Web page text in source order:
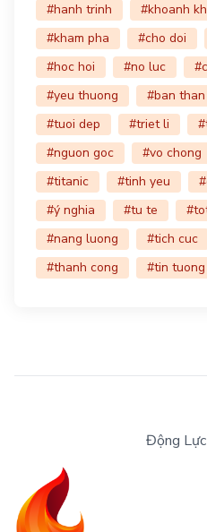
#hanh trinh
#khoanh
#kham pha
#cho doi
#hoc hoi
#no luc
#yeu thuong
#ban than
#tuoi dep
#triet li
#nguon goc
#vo chong
#titanic
#tinh yeu
#ý nghia
#tu te
#nang luong
#tich cuc
#thanh cong
#tin tuong
Động